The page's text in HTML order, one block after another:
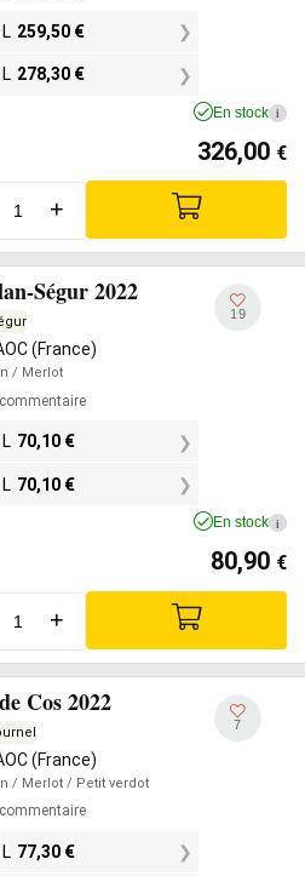
259,50 €
278,30 €
En stock i
326,00 €
+
Ségur 2022
(France)
/ Merlot
70,10 €
70,10 €
19
En stock i
80,90 €
+
Cos 2022
(France)
/ Merlot / Petit verdot
77,30 €
7